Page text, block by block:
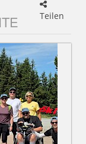
Teilen